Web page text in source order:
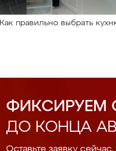
Как правильно выбрать
ФИКСИРУЕМ
ДО КОНЦА
Оставьте заявку